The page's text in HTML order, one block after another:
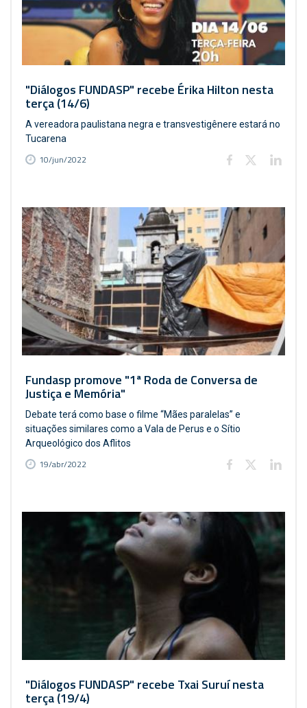
"Diálogos FUNDASP" recebe Érika Hilton nesta
terça (14/6)
A vereadora paulistana negra e transvestigênere estará no
Tucarena
10/jun/2022
Fundasp promove "1ª Roda de Conversa de
Justiça e Memória"
Debate terá como base o filme “Mães paralelas” e
situações similares como a Vala de Perus e o Sítio
Arqueológico dos Aflitos
19/abr/2022
"Diálogos FUNDASP" recebe Txai Suruí nesta
terça (19/4)